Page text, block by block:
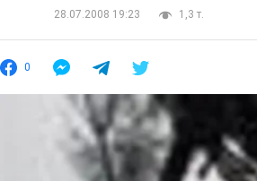
28.07.2008 19:23
1,3 т.
0